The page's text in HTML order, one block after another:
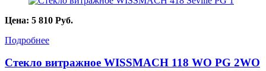
Цена: 5 810 Руб.
Подробнее
Стекло витражное WISSMACH 118 WO PG 2WO